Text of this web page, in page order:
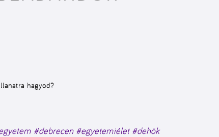
hagyod?
#debrecen #egyetemiélet #dehök